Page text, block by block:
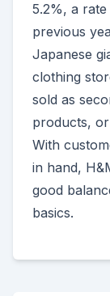
5.2%, a
previous
Japanese
clothing
sold as
products,
With
in hand,
good
basics.